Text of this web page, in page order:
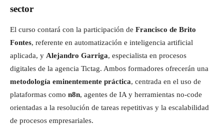
sector
El curso contará con la participación de Francisco de Brito
Fontes, referente en automatización e inteligencia artificial
aplicada, y Alejandro Garriga, especialista en procesos
digitales de la agencia Tictag. Ambos formadores ofrecerán una
metodología eminentemente práctica, centrada en el uso de
plataformas como n8n, agentes de IA y herramientas no-code
orientadas a la resolución de tareas repetitivas y la escalabilidad
de procesos empresariales.